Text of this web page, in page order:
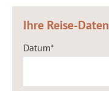
Ihre Reise-Daten
Datum